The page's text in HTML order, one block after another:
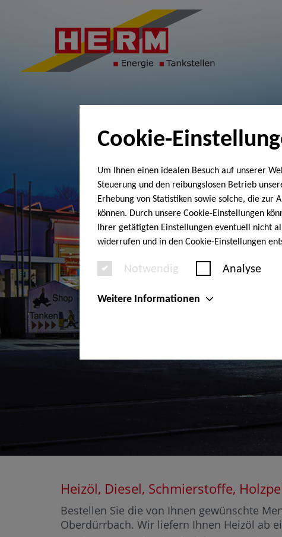
Cookie-
Um Ihnen einen idealen Besuch auf unserer
Steuerung und den reibungslosen Betrieb
Erhebung von Statistiken sowie solche, die zur
können. Durch unsere Cookie-Einstellungen
Ihrer getätigten Einstellungen eventuell nicht
widerrufen und in den Cookie-Einstellungen
Notwendig Analyse
Weitere Informationen
Heizöl, Diesel, Schmierstoffe,
Bestellen Sie die von Ihnen gewünschte
Oberdürrbach. Wir liefern Ihnen Heizöl ab